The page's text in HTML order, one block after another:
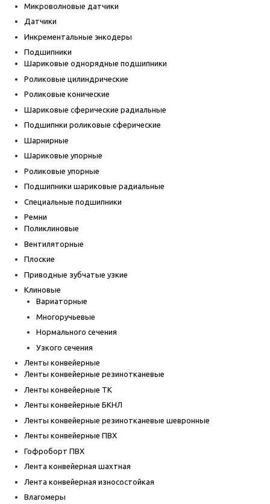
Микроволновые датчики
Датчики
Инкрементальные энкодеры
Подшипники
Шариковые однорядные подшипники
Роликовые цилиндрические
Роликовые конические
Шариковые сферические радиальные
Подшипнки роликовые сферические
Шарнирные
Шариковые упорные
Роликовые упорные
Подшипники шариковые радиальные
Специальные подшипники
Ремни
Поликлиновые
Вентиляторные
Плоские
Приводные зубчатые узкие
Клиновые
Вариаторные
Многоручьевые
Нормального сечения
Узкого сечения
Ленты конвейерные
Ленты конвейерные резинотканевые
Ленты конвейерные ТК
Ленты конвейерные БКНЛ
Ленты конвейерные резинотканевые шевронные
Ленты конвейерные ПВХ
Гофроборт ПВХ
Лента конвейерная шахтная
Лента конвейерная износостойкая
Влагомеры